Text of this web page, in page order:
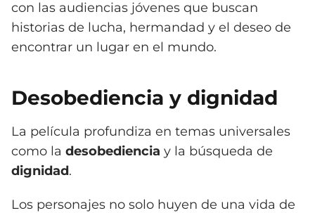
con las audiencias jóvenes que buscan
historias de lucha, hermandad y el deseo de
encontrar un lugar en el mundo.
Desobediencia y dignidad
La película profundiza en temas universales
como la desobediencia y la búsqueda de
dignidad.
Los personajes no solo huyen de una vida de